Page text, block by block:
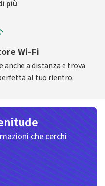
più
Wi-Fi
a distanza e trova
al tuo rientro.
che cerchi